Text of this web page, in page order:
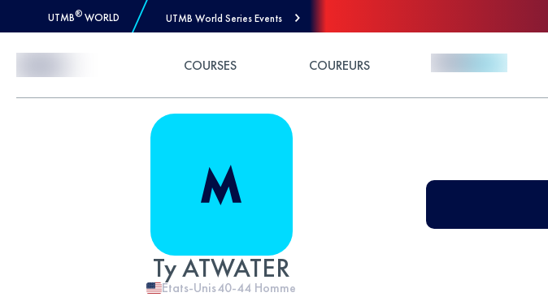
UTMB® WORLD UTMB World Series Events
COURSES COUREURS
Ty ATWATER
Etats-Unis40-44 Homme